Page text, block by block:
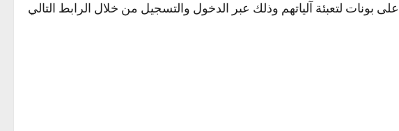
بونات لتعبئة آلياتهم وذلك عبر الدخول والتسجيل من خلال الرابط التالي